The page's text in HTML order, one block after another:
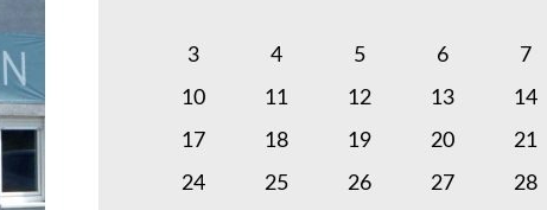
3
4 5 6 7
10
11 12 13 14
17
18 19 20 21
24
25 26 27 28